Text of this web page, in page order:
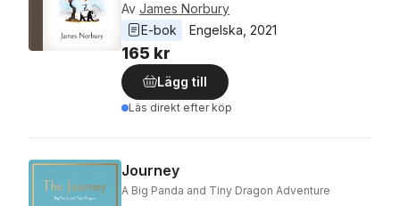
Av James Norbury
E-bok
Engelska 2021
165 kr
Lägg till
Läs direkt efter köp
Journey
A Big Panda and Tiny Dragon Adventure